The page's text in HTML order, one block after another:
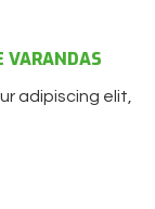
VARANDAS
adipiscing elit,